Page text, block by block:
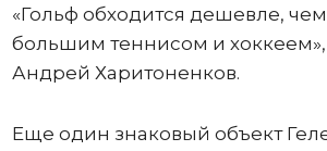
«Гольф обходится дешевле, чем
большим теннисом и хоккеем»,
Андрей Харитоненков.
Еще один знаковый объект